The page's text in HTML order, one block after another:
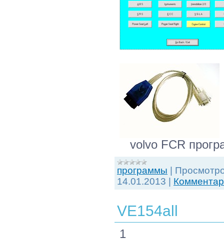
volvo FCR
программы |
14.01.2013 |
VE154all
1